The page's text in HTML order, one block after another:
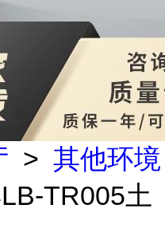
> 其他环境
TR005土